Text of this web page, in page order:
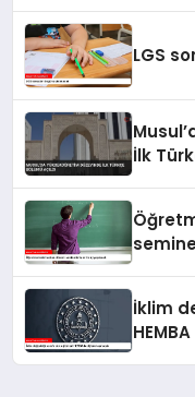
LGS
İlk
İklim